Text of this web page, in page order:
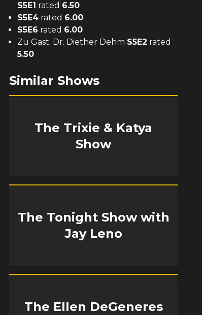
S5E1 rated 6.50
S5E4 rated 6.00
S5E6 rated 6.00
Zu Gast: Dr. Diether Dehm S5E2 rated
5.50
Similar Shows
The Trixie & Katya
Show
The Tonight Show with
Jay Leno
The Ellen DeGeneres